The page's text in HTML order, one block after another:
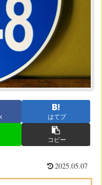
はてブ
コピー
2025.05.07